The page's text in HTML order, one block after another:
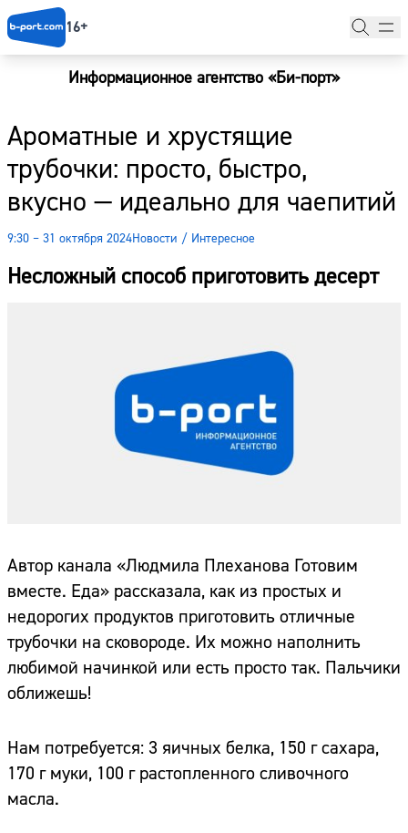
16+
Информационное агентство «Би-порт»
Ароматные и хрустящие
трубочки: просто, быстро,
вкусно — идеально для чаепитий
9:30 – 31 октября 2024Новости / Интересное
Несложный способ приготовить десерт
Автор канала «Людмила Плеханова Готовим
вместе. Еда» рассказала, как из простых и
недорогих продуктов приготовить отличные
трубочки на сковороде. Их можно наполнить
любимой начинкой или есть просто так. Пальчики
оближешь!
Нам потребуется: 3 яичных белка, 150 г сахара,
170 г муки, 100 г растопленного сливочного
масла.
Новости
Наши гости
Фоторепортажи
Погода